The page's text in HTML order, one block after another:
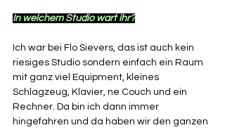
In welchem Studio wart ihr?
Ich war bei Flo Sievers, das ist auch kein
riesiges Studio sondern einfach ein Raum
mit ganz viel Equipment, kleines
Schlagzeug, Klavier, ne Couch und ein
Rechner. Da bin ich dann immer
hingefahren und da haben wir den ganzen